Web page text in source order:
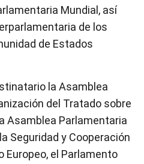
Mundial, así
de los
de Estados
la Asamblea
del Tratado sobre
Asamblea Parlamentaria
Seguridad y Cooperación
Europeo, el Parlamento